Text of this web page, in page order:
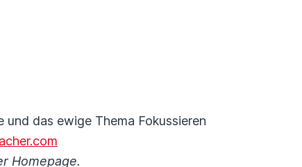
das ewige Thema Fokussieren
Homepage.